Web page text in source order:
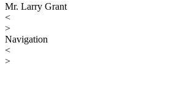
Mr. Larry Grant
<
>
Navigation
<
>